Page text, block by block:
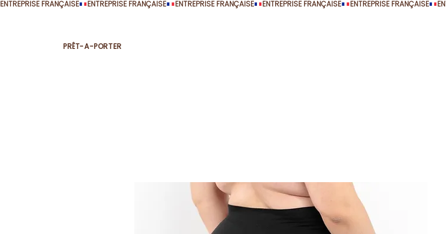
ENTREPRISE FRANÇAISE
PRÊT-A-PORTER